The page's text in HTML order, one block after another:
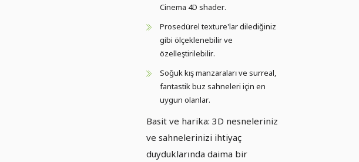
Cinema 4D shader.
Prosedürel texture'lar dilediğiniz
gibi ölçeklenebilir ve
özelleştirilebilir.
Soğuk kış manzaraları ve surreal,
fantastik buz sahneleri için en
uygun olanlar.
Basit ve harika: 3D nesneleriniz
ve sahnelerinizi ihtiyaç
duyduklarında daima bir